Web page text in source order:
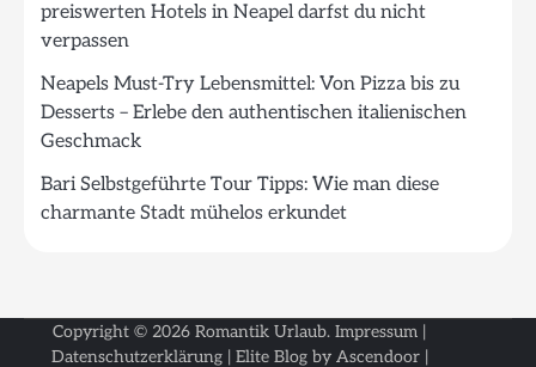
preiswerten Hotels in Neapel darfst du nicht
verpassen
Neapels Must-Try Lebensmittel: Von Pizza bis zu
Desserts – Erlebe den authentischen italienischen
Geschmack
Bari Selbstgeführte Tour Tipps: Wie man diese
charmante Stadt mühelos erkundet
Copyright © 2026 Romantik Urlaub. Impressum |
Datenschutzerklärung| Elite Blog by Ascendoor|